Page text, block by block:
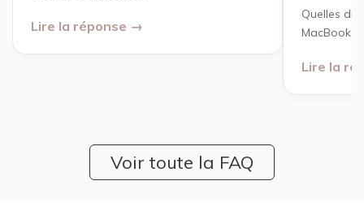
Lire la réponse →
Quelles
MacBook
Lire la
Voir toute la FAQ